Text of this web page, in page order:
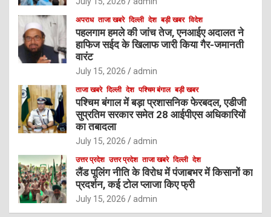
अपराध ताजा खबरे दिल्ली देश बड़ी खबर विदेश
पहलगाम हमले की जांच तेज, एनआईए अदालत ने
हाफिज सईद के खिलाफ जारी किया गैर-जमानती
वारंट
July 15, 2026 admin
ताजा खबरे दिल्ली देश पश्चिम बंगाल बड़ी खबर
पश्चिम बंगाल में बड़ा प्रशासनिक फेरबदल, एडीजी
सुप्रतिम सरकार समेत 28 आईपीएस अधिकारियों
का तबादला
July 15, 2026 admin
उत्तर प्रदेश उत्तर प्रदेश ताजा खबरे दिल्ली देश
लैंड पूलिंग नीति के विरोध में पंजाबभर में किसानों का
प्रदर्शन, कई टोल प्लाजा किए फ्री
July 15, 2026 admin